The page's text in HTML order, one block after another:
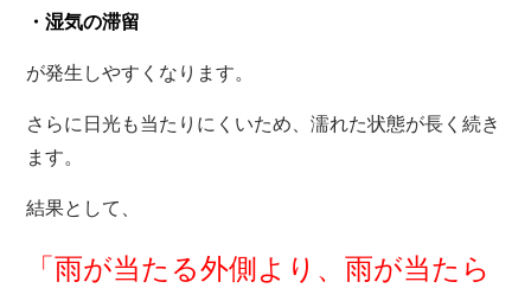
・湿気の滞留
が発生しやすくなります。
さらに日光も当たりにくいため、濡れた状態が長く続き
ます。
結果として、
「雨が当たる外側より、雨が当たら